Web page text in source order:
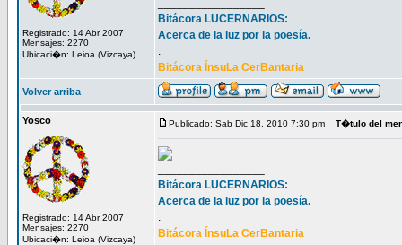
Registrado: 14 Abr 2007
Mensajes: 2270
Ubicaci�n: Leioa (Vizcaya)
Bitácora LUCERNARIOS:
Acerca de la luz por la poesía.
.
Bitácora ÍnsuLa CerBantaria
Volver arriba
Yosco
Registrado: 14 Abr 2007
Mensajes: 2270
Ubicaci�n: Leioa (Vizcaya)
Publicado: Sab Dic 18, 2010 7:30 pm T�tulo del
Bitácora LUCERNARIOS:
Acerca de la luz por la poesía.
.
Bitácora ÍnsuLa CerBantaria